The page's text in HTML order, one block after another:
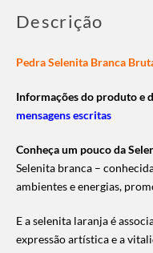
Descrição
Pedra Selenita Branca
Informações do produto e
mensagens escritas
Conheça um pouco da
Selenita branca –
ambientes e energias,
E a selenita laranja é
expressão artística e a